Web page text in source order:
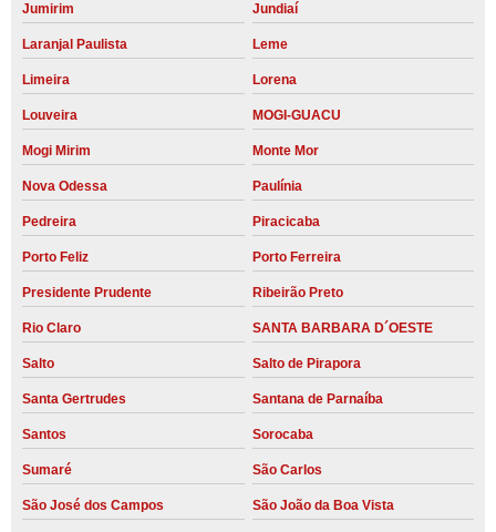
Jumirim Jundiaí
Laranjal Paulista Leme
Limeira Lorena
Louveira MOGI-GUACU
Mogi Mirim Monte Mor
Nova Odessa Paulínia
Pedreira Piracicaba
Porto Feliz Porto Ferreira
Presidente Prudente Ribeirão Preto
Rio Claro SANTA BARBARA D´OESTE
Salto Salto de Pirapora
Santa Gertrudes Santana de Parnaíba
Santos Sorocaba
Sumaré São Carlos
São José dos Campos São João da Boa Vista